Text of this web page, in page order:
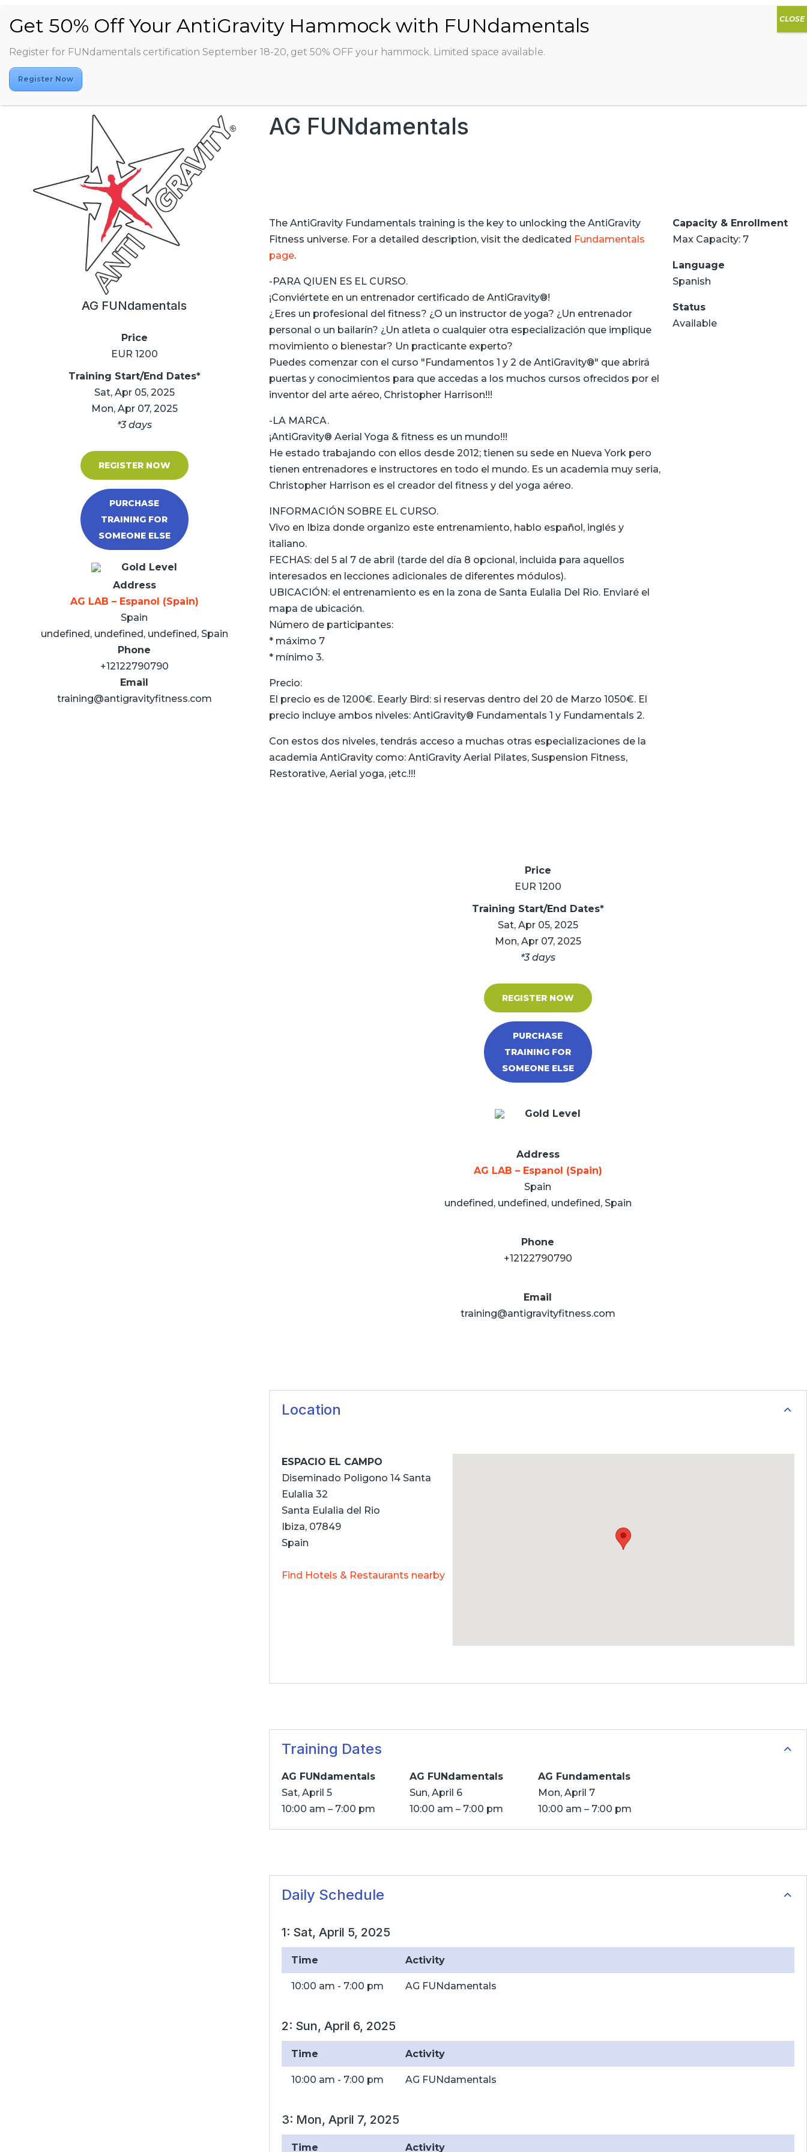
ABOUT CLASSES INSTRUCTORS STUDIOS AG HAMMOCK
AG FUNdamentals
Price
EUR 1200
Training Start/End Dates*
Sat, Apr 05, 2025
Mon, Apr 07, 2025
*3 days
REGISTER NOW
PURCHASE
TRAINING FOR
SOMEONE ELSE
Gold Level
Address
AG LAB – Espanol (Spain)
Spain
undefined, undefined, undefined, Spain
Phone
+12122790790
Email
training@antigravityfitness.com
AG FUNdamentals
The AntiGravity Fundamentals training is the key to unlocking the AntiGravity
Fitness universe. For a detailed description, visit the dedicated Fundamentals
page.
-PARA QIUEN ES EL CURSO.
¡Conviértete en un entrenador certificado de AntiGravity®️!
¿Eres un profesional del fitness? ¿O un instructor de yoga? ¿Un entrenador
personal o un bailarín? ¿Un atleta o cualquier otra especialización que implique
movimiento o bienestar? Un practicante experto?
Puedes comenzar con el curso "Fundamentos 1 y 2 de AntiGravity®️" que abrirá
puertas y conocimientos para que accedas a los muchos cursos ofrecidos por el
inventor del arte aéreo, Christopher Harrison!!!
-LA MARCA.
¡AntiGravity®️ Aerial Yoga & fitness es un mundo!!!
He estado trabajando con ellos desde 2012; tienen su sede en Nueva York pero
tienen entrenadores e instructores en todo el mundo. Es un academia muy seria,
Christopher Harrison es el creador del fitness y del yoga aéreo.
INFORMACIÓN SOBRE EL CURSO.
Vivo en Ibiza donde organizo este entrenamiento, hablo español, inglés y
italiano.
FECHAS: del 5 al 7 de abril (tarde del día 8 opcional, incluida para aquellos
interesados ​​en lecciones adicionales de diferentes módulos).
UBICACIÓN: el entrenamiento es en la zona de Santa Eulalia Del Rio. Enviaré el
mapa de ubicación.
Número de participantes:
* máximo 7
* mínimo 3.
Precio:
El precio es de 1200€. Eearly Bird: si reservas dentro del 20 de Marzo 1050€. El
precio incluye ambos niveles: AntiGravity®️ Fundamentals 1 y Fundamentals 2.
Con estos dos niveles, tendrás acceso a muchas otras especializaciones de la
academia AntiGravity como: AntiGravity Aerial Pilates, Suspension Fitness,
Restorative, Aerial yoga, ¡etc.!!!
Capacity & Enrollment
Max Capacity: 7
Language
Spanish
Status
Available
Price
EUR 1200
Training Start/End Dates*
Sat, Apr 05, 2025
Mon, Apr 07, 2025
*3 days
REGISTER NOW
PURCHASE
TRAINING FOR
SOMEONE ELSE
Gold Level
Address
AG LAB – Espanol (Spain)
Spain
undefined, undefined, undefined, Spain
Phone
+12122790790
Email
training@antigravityfitness.com
Location
ESPACIO EL CAMPO
Diseminado Poligono 14 Santa
Eulalia 32
Santa Eulalia del Rio
Ibiza, 07849
Spain
Find Hotels & Restaurants nearby
Training Dates
AG FUNdamentals
Sat, April 5
10:00 am – 7:00 pm
AG FUNdamentals
Sun, April 6
10:00 am – 7:00 pm
AG Fundamentals
Mon, April 7
10:00 am – 7:00 pm
Daily Schedule
1: Sat, April 5, 2025
Time Activity
10:00 am - 7:00 pm AG FUNdamentals
2: Sun, April 6, 2025
Time Activity
10:00 am - 7:00 pm AG FUNdamentals
3: Mon, April 7, 2025
Time Activity
Register for FUNdamentals certification September 18-20, get 50% OFF your hammock. Limited space available.
Register Now